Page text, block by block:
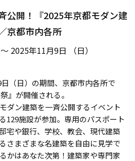
公開！『2025年京都モダン建
京都市内各所
2025年11月9日 （日）
（日）の期間、京都市内各所で
』が開催される。
ダン建築を一斉公開するイベント
129施設が参加。専用のパスポート
宅や銀行、学校、教会、現代建築
さまざまな名建築を自由に見学で
かはあなた次第！建築家や専門家